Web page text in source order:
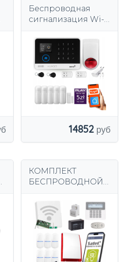
Беспроводная
сигнализация Wi-
комплект
сигнализации
HUXGO HXA003
R5WS
14852
КОМПЛЕКТ
БЕСПРОВОДНОЙ
SATEL, 6x PIR-
ДАТЧИКОВ,
ДИСТАНЦИОННОЕ
ПРИЛОЖЕНИЕ
ДЛЯ ЖИВОТНЫХ,
GSM-